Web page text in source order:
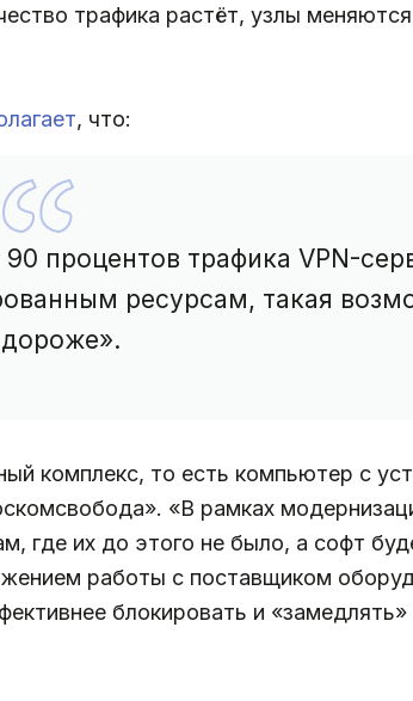
трафика растёт, узлы
, что:
процентов трафика VPN-
ресурсам, такая
дороже».
комплекс, то есть компьютер с
«В рамках
где их до этого не было, а софт
работы с поставщиком
блокировать и